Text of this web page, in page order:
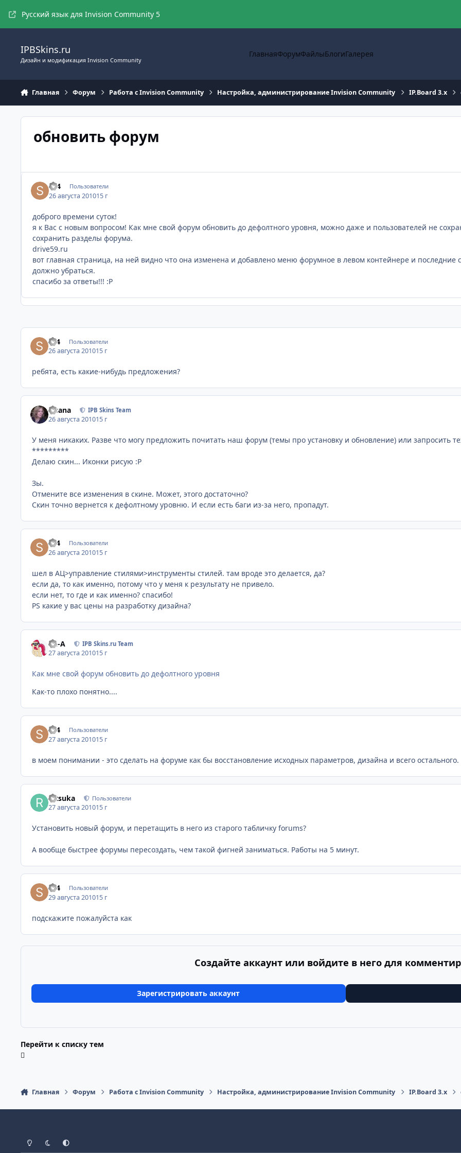
Русский язык для Invision Community 5
IPBSkins.ru
Дизайн и модификация Invision Community
ГлавнаяФорумФайлыБлогиГалерея
Главная Форум Работа с Invision Community Настройка, администрирование Invision Community IP.Board 3.x
обновить форум
sv4 Пользователи
26 августа 201015 г
доброго времени суток!
я к Вас с новым вопросом! Как мне свой форум обновить до дефолтного уровня, можно даже и пользователей не
сохранить разделы форума.
drive59.ru
вот главная страница, на ней видно что она изменена и добавлено меню форумное в левом контейнере и последние
должно убраться.
спасибо за ответы!!! :P
sv4 Пользователи
26 августа 201015 г
ребята, есть какие-нибудь предложения?
Fisana IPB Skins Team
26 августа 201015 г
У меня никаких. Разве что могу предложить почитать наш форум (темы про установку и обновление) или запросить
*********
Делаю скин... Иконки рисую :P
Зы.
Отмените все изменения в скине. Может, этого достаточно?
Скин точно вернется к дефолтному уровню. И если есть баги из-за него, пропадут.
sv4 Пользователи
26 августа 201015 г
шел в АЦ>управление стилями>инструменты стилей. там вроде это делается, да?
если да, то как именно, потому что у меня к результату не привело.
если нет, то где и как именно? спасибо!
PS какие у вас цены на разработку дизайна?
Ph-A IPB Skins.ru Team
27 августа 201015 г
Как мне свой форум обновить до дефолтного уровня
Как-то плохо понятно....
sv4 Пользователи
27 августа 201015 г
в моем понимании - это сделать на форуме как бы восстановление исходных параметров, дизайна и всего остального.
Ritsuka Пользователи
27 августа 201015 г
Установить новый форум, и перетащить в него из старого табличку forums?
А вообще быстрее форумы пересоздать, чем такой фигней заниматься. Работы на 5 минут.
sv4 Пользователи
29 августа 201015 г
подскажите пожалуйста как
Создайте аккаунт или войдите в него для
Зарегистрировать аккаунт
Перейти к списку тем
Главная Форум Работа с Invision Community Настройка, администрирование Invision Community IP.Board 3.x
Светлый режим
Тёмный режим
Системные настройки